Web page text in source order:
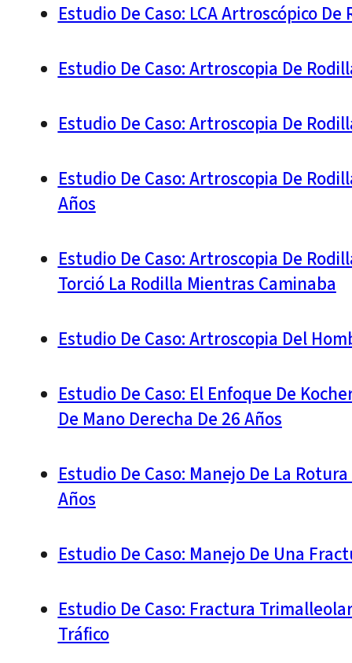
Estudio De Caso: LCA Artroscópico
Estudio De Caso: Artroscopia De
Estudio De Caso: Artroscopia De
Estudio De Caso: Artroscopia De
Años
Estudio De Caso: Artroscopia De
Torció La Rodilla Mientras Caminaba
Estudio De Caso: Artroscopia Del
Estudio De Caso: El Enfoque De
De Mano Derecha De 26 Años
Estudio De Caso: Manejo De La
Años
Estudio De Caso: Manejo De Una
Estudio De Caso: Fractura
Tráfico